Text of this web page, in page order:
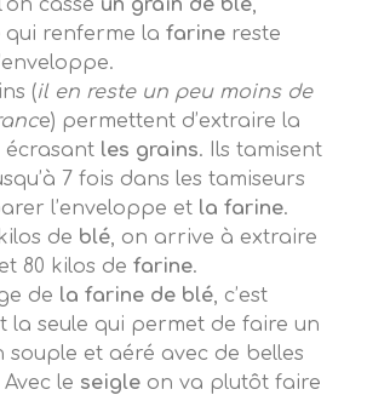
qui renferme la farine reste
(il en reste un peu moins de
e) permettent d’extraire la
écrasant les grains. Ils tamisent
7 fois dans les tamiseurs
l’enveloppe et la farine.
de blé , on arrive à extraire
80 kilos de farine.
de la farine de blé , c’est
la seule qui permet de faire un
souple et aéré avec de belles
Avec le seigle on va plutôt faire